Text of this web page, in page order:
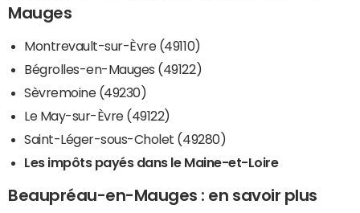
Mauges
Montrevault-sur-Èvre (49110)
Bégrolles-en-Mauges (49122)
Sèvremoine (49230)
Le May-sur-Èvre (49122)
Saint-Léger-sous-Cholet (49280)
Les impôts payés dans le Maine-et-Loire
Beaupréau-en-Mauges : en savoir plus